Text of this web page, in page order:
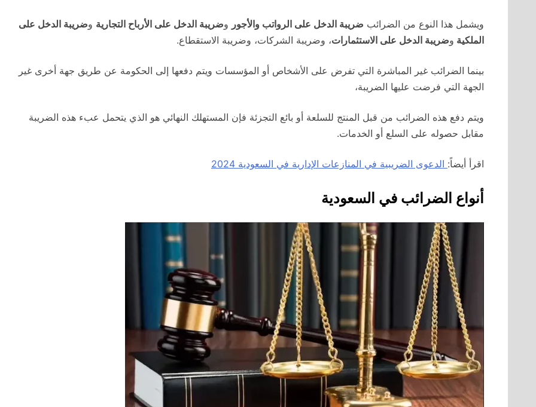
ويشمل هذا النوع من الضرائب ضريبة الدخل على الرواتب والأجور وضريبة الدخل على الأرباح التجارية وضريبة الدخل على
الملكية وضريبة الدخل على الاستثمارات، وضريبة الشركات، وضريبة الاستقطاع.
بينما الضرائب غير المباشرة التي تفرض على الأشخاص أو المؤسسات ويتم دفعها إلى الحكومة عن طريق جهة أخرى غير
الجهة التي فرضت عليها الضريبة،
ويتم دفع هذه الضرائب من قبل المنتج للسلعة أو بائع التجزئة فإن المستهلك النهائي هو الذي يتحمل عبء هذه الضريبة
مقابل حصوله على السلع أو الخدمات.
اقرأ أيضاً: الدعوى الضريبية في المنازعات الإدارية في السعودية 2024
أنواع الضرائب في السعودية